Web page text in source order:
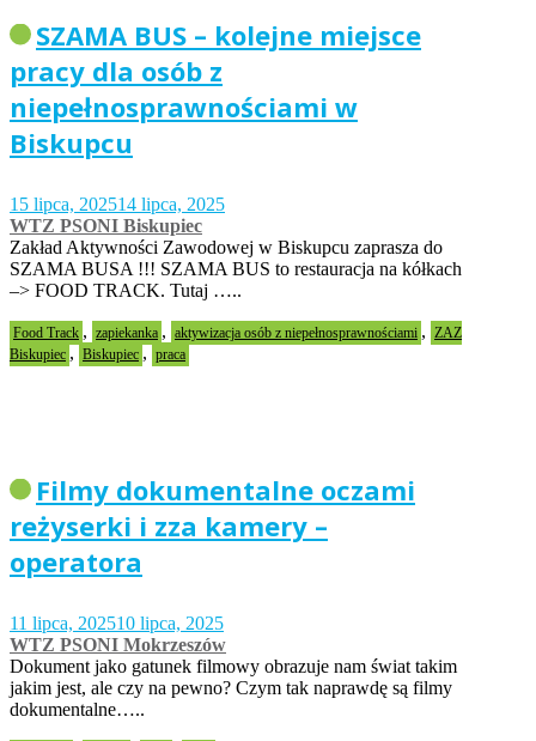
SZAMA BUS – kolejne miejsce
pracy dla osób z
niepełnosprawnościami w
Biskupcu
15 lipca, 202514 lipca, 2025
WTZ PSONI Biskupiec
Zakład Aktywności Zawodowej w Biskupcu zaprasza do
SZAMA BUSA !!! SZAMA BUS to restauracja na kółkach
–> FOOD TRACK. Tutaj …..
Food Track , zapiekanka , aktywizacja osób z niepełnosprawnościami ,
ZAZ
Biskupiec , Biskupiec , praca
Filmy dokumentalne oczami
reżyserki i zza kamery –
operatora
11 lipca, 202510 lipca, 2025
WTZ PSONI Mokrzeszów
Dokument jako gatunek filmowy obrazuje nam świat takim
jakim jest, ale czy na pewno? Czym tak naprawdę są filmy
dokumentalne…..